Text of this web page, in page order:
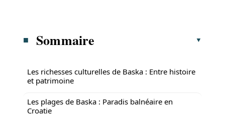
Sommaire
Les richesses culturelles de Baska : Entre histoire
et patrimoine
Les plages de Baska : Paradis balnéaire en
Croatie